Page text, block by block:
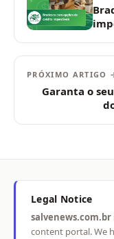
PRÓXIMO ARTIGO
Garanta o
Legal Notice
salvenews.com.br
content portal. We